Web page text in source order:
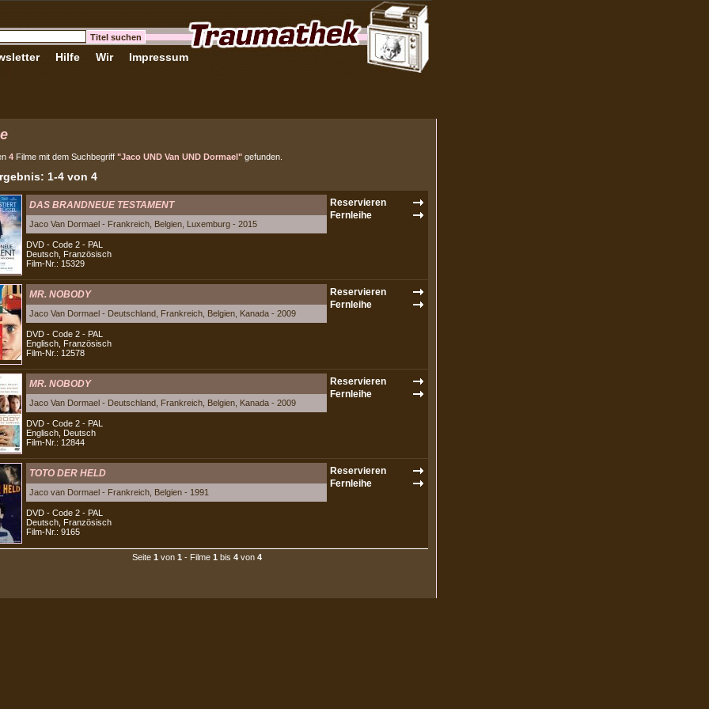
Hilfe Wir Impressum
4 Filme mit dem Suchbegriff "Jaco UND Van UND Dormael" gefunden.
1-4 von 4
DAS BRANDNEUE TESTAMENT
Jaco Van Dormael - Frankreich, Belgien, Luxemburg - 2015
DVD - Code 2 - PAL
Deutsch, Französisch
Film-Nr.: 15329
MR. NOBODY
Jaco Van Dormael - Deutschland, Frankreich, Belgien, Kanada - 2009
DVD - Code 2 - PAL
Englisch, Französisch
Film-Nr.: 12578
MR. NOBODY
Jaco Van Dormael - Deutschland, Frankreich, Belgien, Kanada - 2009
DVD - Code 2 - PAL
Englisch, Deutsch
Film-Nr.: 12844
TOTO DER HELD
Jaco van Dormael - Frankreich, Belgien - 1991
DVD - Code 2 - PAL
Deutsch, Französisch
Film-Nr.: 9165
Seite 1 von 1 - Filme 1 bis 4von 4